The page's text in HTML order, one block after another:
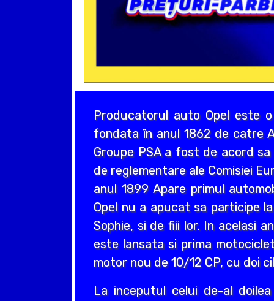
Producatorul auto Opel este
fondata în anul 1862 de catre
Groupe PSA a fost de acord
de reglementare ale Comisiei
anul 1899 Apare primul
Opel nu a apucat sa participe
Sophie, si de fiii lor. In acelasi
este lansata si prima
motor nou de 10/12 CP, cu doi
La inceputul celui de-al